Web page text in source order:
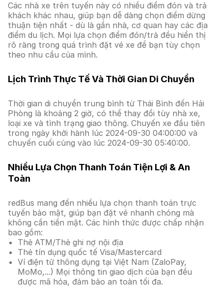
Các nhà xe trên tuyến này có nhiều điểm đón và trả
khách khác nhau, giúp bạn dễ dàng chọn điểm dừng
thuận tiện nhất - dù là gần nhà, cơ quan hay các địa
điểm du lịch. Mọi lựa chọn điểm đón/trả đều hiển thị
rõ ràng trong quá trình đặt vé xe để bạn tùy chọn
theo nhu cầu của mình.
Lịch Trình Thực Tế Và Thời Gian Di Chuyển
Thời gian di chuyển trung bình từ Thái Bình đến Hải
Phòng là khoảng 2 giờ, có thể thay đổi tùy nhà xe,
loại xe và tình trạng giao thông. Chuyến xe đầu tiên
trong ngày khởi hành lúc 2024-09-30 04:00:00 và
chuyến cuối cùng vào lúc 2024-09-30 05:40:00.
Nhiều Lựa Chọn Thanh Toán Tiện Lợi & An
Toàn
redBus mang đến nhiều lựa chọn thanh toán trực
tuyến bảo mật, giúp bạn đặt vé nhanh chóng mà
không cần tiền mặt. Các hình thức được chấp nhận
bao gồm:
Thẻ ATM/Thẻ ghi nợ nội địa
Thẻ tín dụng quốc tế Visa/Mastercard
Ví điện tử thông dụng tại Việt Nam (ZaloPay,
MoMo,...) Mọi thông tin giao dịch của bạn đều
được mã hóa, đảm bảo an toàn tối đa.